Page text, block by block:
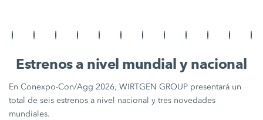
Estrenos a nivel mundial y nacional
En Conexpo-Con/Agg 2026, WIRTGEN GROUP presentará un
total de seis estrenos a nivel nacional y tres novedades
mundiales.